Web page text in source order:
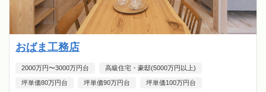
おばま工務店
2000万円〜3000万円台 高級住宅・豪邸(5000万円以上)
坪単価80万円台 坪単価90万円台 坪単価100万円台